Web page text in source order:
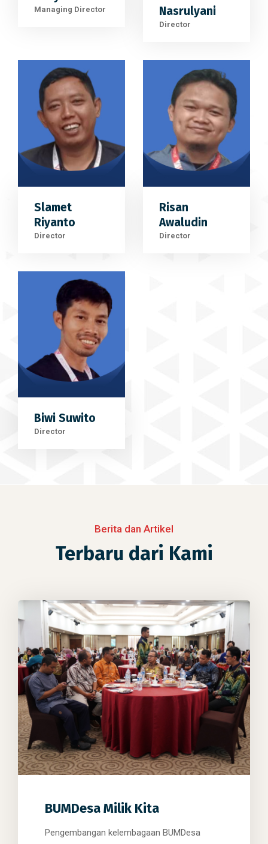
Managing Director
Nasrulyani
Director
Slamet
Riyanto
Director
Risan
Awaludin
Director
Biwi Suwito
Director
Berita dan Artikel
Terbaru dari Kami
0 0 0
BUMDesa Milik Kita
Pengembangan kelembagaan BUMDesa